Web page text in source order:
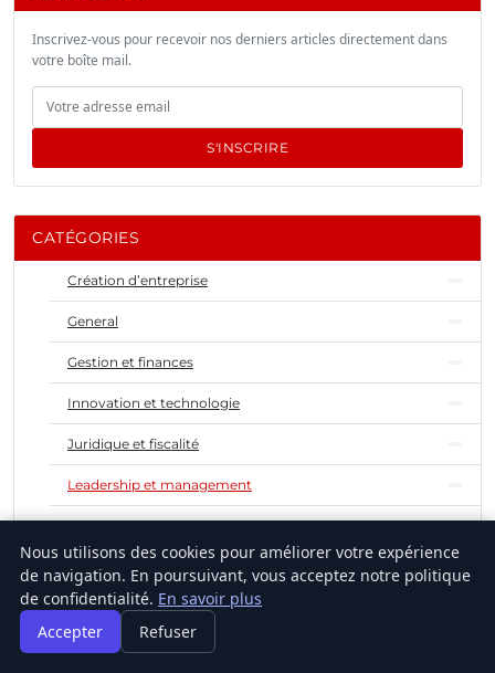
Inscrivez-vous pour recevoir nos derniers articles directement dans
votre boîte mail.
S'INSCRIRE
CATÉGORIES
Création d’entreprise
General
Gestion et finances
Innovation et technologie
Juridique et fiscalité
Leadership et management
Marketing et communication
Stratégie et développement
Vie d’entrepreneur
Nous utilisons des cookies pour améliorer votre expérience
de navigation. En poursuivant, vous acceptez notre politique
de confidentialité. En savoir plus
Accepter
Refuser